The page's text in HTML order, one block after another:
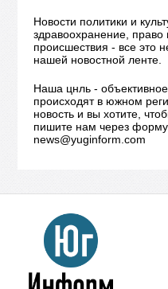
Новости политики и
здравоохранение,
происшествия - все это
нашей новостной ленте.
Наша цнль -
происходят в южном
новость и вы хотите,
пишите нам через форму
news@yuginform.com